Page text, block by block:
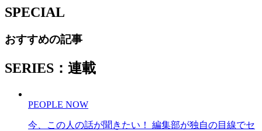
SPECIAL
おすすめの記事
SERIES：連載
PEOPLE NOW
今、この人の話が聞きたい！ 編集部が独自の目線でセ